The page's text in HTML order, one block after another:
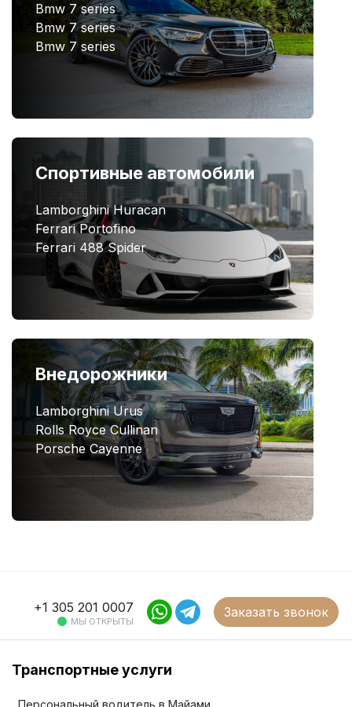
Bmw 7 series
Bmw 7 series
Bmw 7 series
Спортивные автомобили
Lamborghini Huracan
Ferrari Portofino
Ferrari 488 Spider
Внедорожники
Lamborghini Urus
Rolls Royce Cullinan
Porsche Cayenne
+1 305 201 0007
МЫ ОТКРЫТЫ
Заказать звонок
Транспортные услуги